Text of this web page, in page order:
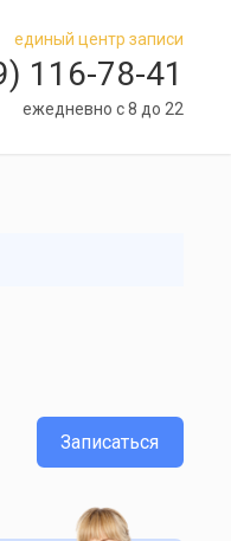
единый центр записи
116-78-41
ежедневно с 8 до 22
Записаться